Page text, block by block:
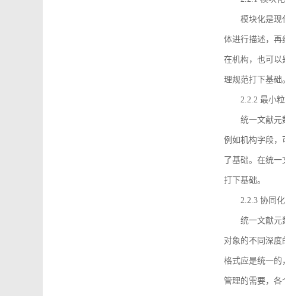
模块化是现
体进行描述，再
在机构，也可以
理规范打下基础
2.2.2 最小
统一文献元
例如机构字段，
了基础。在统
打下基础。
2.2.3 协同
统一文献元
对象的不同深
格式应是统一的
管理的需要，各